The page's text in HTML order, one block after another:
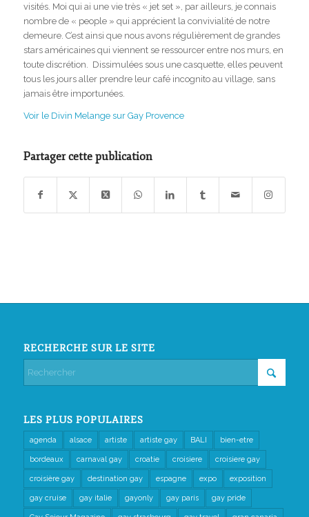
visités. Moi qui ai une vie très « jet set », par ailleurs, je connais
nombre de « people » qui apprécient la convivialité de notre
demeure. C’est ainsi que nous avons régulièrement de grandes
stars américaines qui viennent se ressourcer entre nos murs, en
toute discrétion. Dissimulées sous une casquette, elles peuvent
tous les jours aller prendre leur café incognito au village, sans
jamais être importunées.
Voir le Divin Melange sur Gay Provence
Partager cette publication
RECHERCHE SUR LE SITE
LES PLUS POPULAIRES
agenda alsace artiste artiste gay BALI bien-etre
bordeaux carnaval gay croatie croisiere croisiere gay
croisière gay destination gay espagne expo exposition
gay cruise gay italie gayonly gay paris gay pride